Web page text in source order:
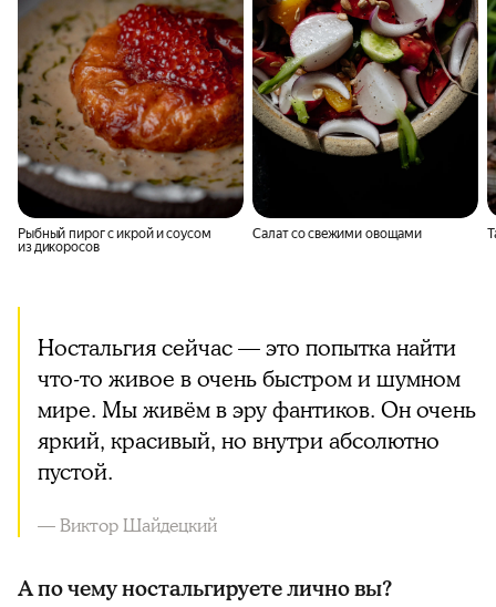
Рыбный пирог с икрой и соусом
из дикоросов
Салат со свежими овощами
Ностальгия сейчас — это попытка найти
что-то живое в очень быстром и шумном
мире. Мы живём в эру фантиков. Он очень
яркий, красивый, но внутри абсолютно
пустой.
— Виктор Шайдецкий
А по чему ностальгируете лично вы?